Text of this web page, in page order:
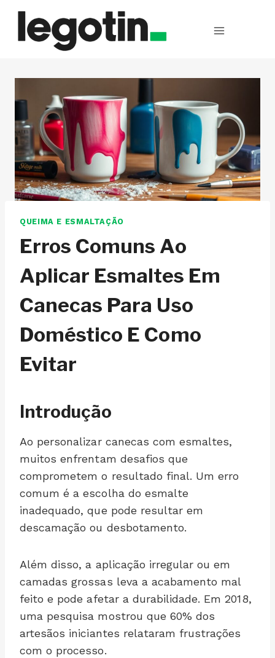
QUEIMA E ESMALTAÇÃO
Erros Comuns Ao
Aplicar Esmaltes Em
Canecas Para Uso
Doméstico E Como
Evitar
Introdução
Ao personalizar canecas com esmaltes,
muitos enfrentam desafios que
comprometem o resultado final. Um erro
comum é a escolha do esmalte
inadequado, que pode resultar em
descamação ou desbotamento.
Além disso, a aplicação irregular ou em
camadas grossas leva a acabamento mal
feito e pode afetar a durabilidade. Em 2018,
uma pesquisa mostrou que 60% dos
artesãos iniciantes relataram frustrações
com o processo.